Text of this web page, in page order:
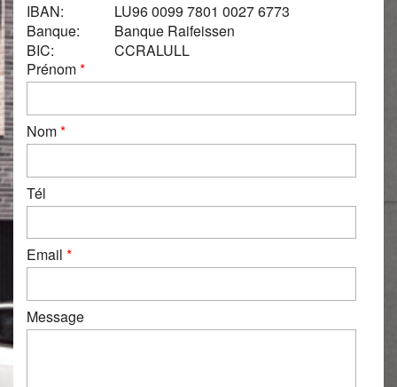
IBAN:
LU96 0099 7801 0027 6773
Banque:
Banque Raifeissen
BIC:
CCRALULL
Prénom*
Nom*
Tél
Email *
Message